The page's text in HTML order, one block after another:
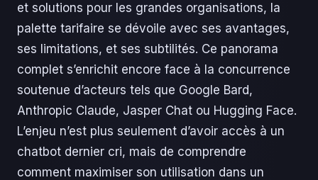
et solutions pour les grandes organisations, la
palette tarifaire se dévoile avec ses avantages,
ses limitations, et ses subtilités. Ce panorama
complet s’enrichit encore face à la concurrence
soutenue d’acteurs tels que Google Bard,
Anthropic Claude, Jasper Chat ou Hugging Face.
L’enjeu n’est plus seulement d’avoir accès à un
chatbot dernier cri, mais de comprendre
comment maximiser son utilisation dans un